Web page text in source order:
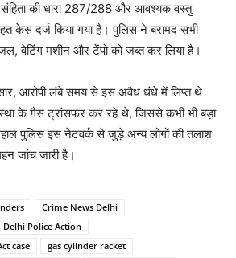
संहिता की धारा 287/288 और आवश्यक वस्तु
केस दर्ज किया गया है। पुलिस ने बरामद सभी
वेटिंग मशीन और टेंपो को जब्त कर लिया है।
आरोपी लंबे समय से इस अवैध धंधे में लिप्त थे
के गैस ट्रांसफर कर रहे थे, जिससे कभी भी बड़ा
पुलिस इस नेटवर्क से जुड़े अन्य लोगों की तलाश
जांच जारी है।
Crime News Delhi
Delhi Police Action
case
gas cylinder racket